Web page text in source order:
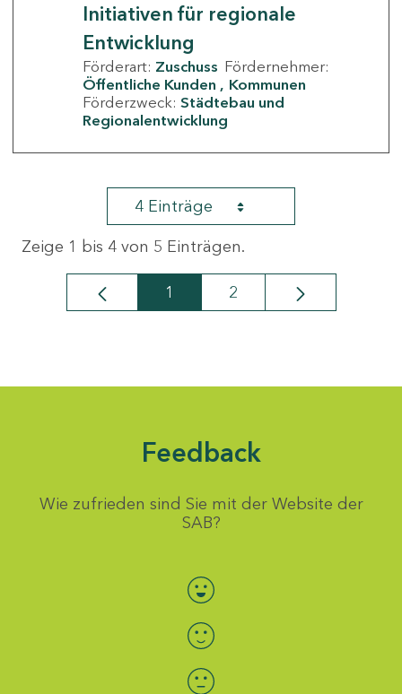
Initiativen für regionale
Entwicklung
Förderart: Zuschuss Fördernehmer:
Öffentliche Kunden
Kommunen
Förderzweck: Städtebau und
Regionalentwicklung
4 Einträge
Zeige 1 bis 4 von 5 Einträgen.
Seite
1 Seite
2
Feedback
Wie zufrieden sind Sie mit der Website der
SAB?
Bewertung auswählen